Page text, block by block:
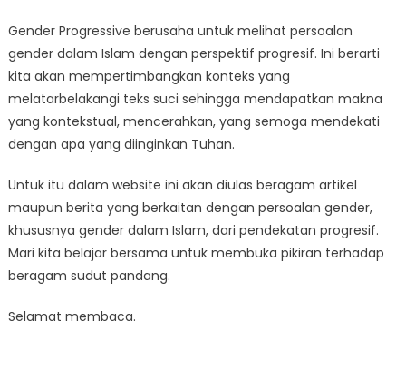
Gender Progressive berusaha untuk melihat persoalan
gender dalam Islam dengan perspektif progresif. Ini berarti
kita akan mempertimbangkan konteks yang
melatarbelakangi teks suci sehingga mendapatkan makna
yang kontekstual, mencerahkan, yang semoga mendekati
dengan apa yang diinginkan Tuhan.
Untuk itu dalam website ini akan diulas beragam artikel
maupun berita yang berkaitan dengan persoalan gender,
khususnya gender dalam Islam, dari pendekatan progresif.
Mari kita belajar bersama untuk membuka pikiran terhadap
beragam sudut pandang.
Selamat membaca.